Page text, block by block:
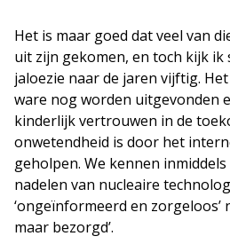
Het is maar goed dat veel van
uit zijn gekomen, en toch kijk ik
jaloezie naar de jaren vijftig.
ware nog worden uitgevonden
kinderlijk vertrouwen in de
onwetendheid is door het
geholpen. We kennen
nadelen van nucleaire
‘ongeïnformeerd en zorgeloos’
maar bezorgd’.